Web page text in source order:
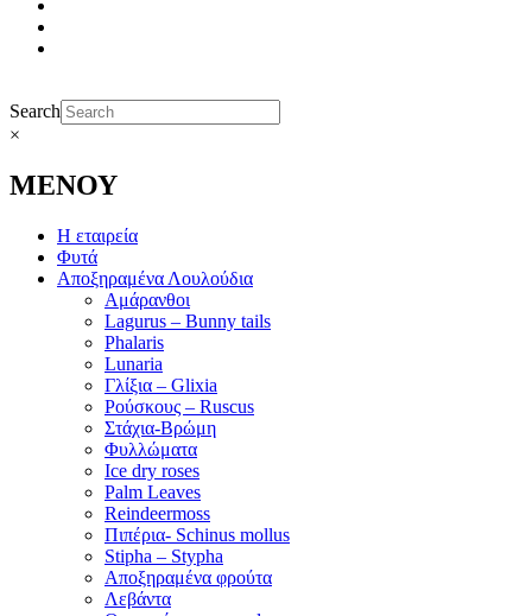
Search
×
ΜΕΝΟΥ
Η εταιρεία
Φυτά
Αποξηραμένα Λουλούδια
Αμάρανθοι
Lagurus – Bunny tails
Phalaris
Lunaria
Γλίξια – Glixia
Ρούσκους – Ruscus
Στάχια-Βρώμη
Φυλλώματα
Ice dry roses
Palm Leaves
Reindeermoss
Πιπέρια- Schinus mollus
Stipha – Stypha
Αποξηραμένα φρούτα
Λεβάντα